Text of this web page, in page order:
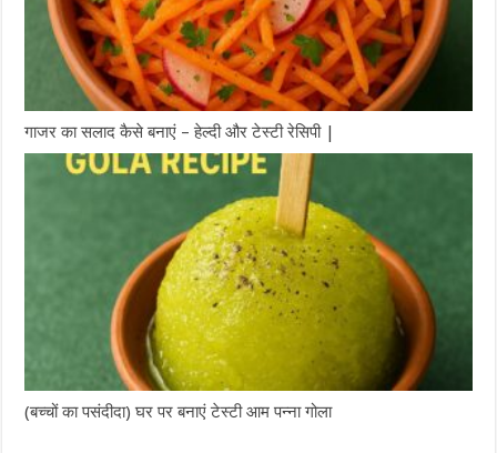
गाजर का सलाद कैसे बनाएं – हेल्दी और टेस्टी रेसिपी |
(बच्चों का पसंदीदा) घर पर बनाएं टेस्टी आम पन्ना गोला